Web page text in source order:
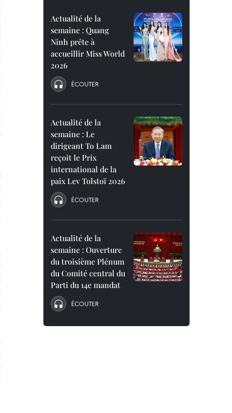
Actualité de la
semaine : Quang
Ninh prête à
accueillir Miss World
2026
ÉCOUTER
Actualité de la
semaine : Le
dirigeant To Lam
reçoit le Prix
international de la
paix Lev Tolstoï 2026
ÉCOUTER
Actualité de la
semaine : Ouverture
du troisième Plénum
du Comité central du
Parti du 14e mandat
ÉCOUTER